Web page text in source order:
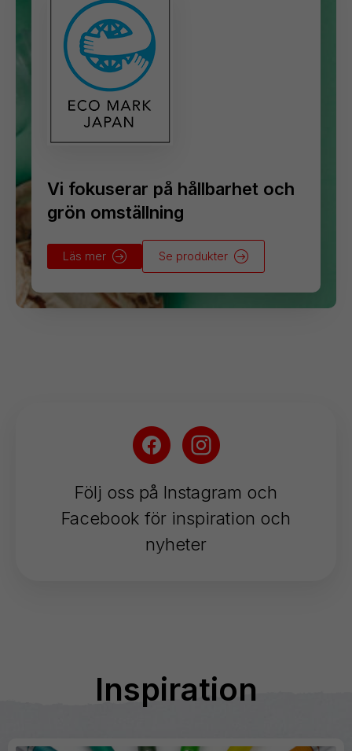
Vi fokuserar på hållbarhet och
grön omställning
Läs mer Se produkter
Följ oss på Instagram och
Facebook för inspiration och
nyheter
Inspiration